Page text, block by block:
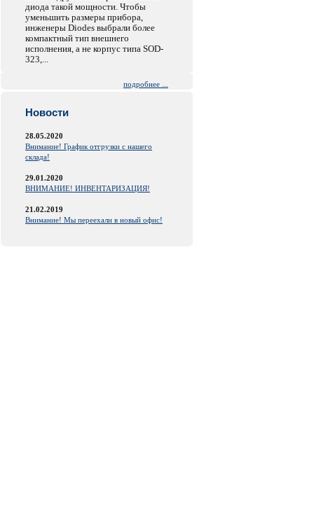
диода такой мощности. Чтобы
уменьшить размеры прибора,
инженеры Diodes выбрали более
компактный тип внешнего
исполнения, а не корпус типа SOD-
323,...
подробнее ...
Новости
28.05.2020
Внимание! График отгрузки с нашего
склада!
29.01.2020
ВНИМАНИЕ! ИНВЕНТАРИЗАЦИЯ!
21.02.2019
Внимание! Мы переехали в новый офис!